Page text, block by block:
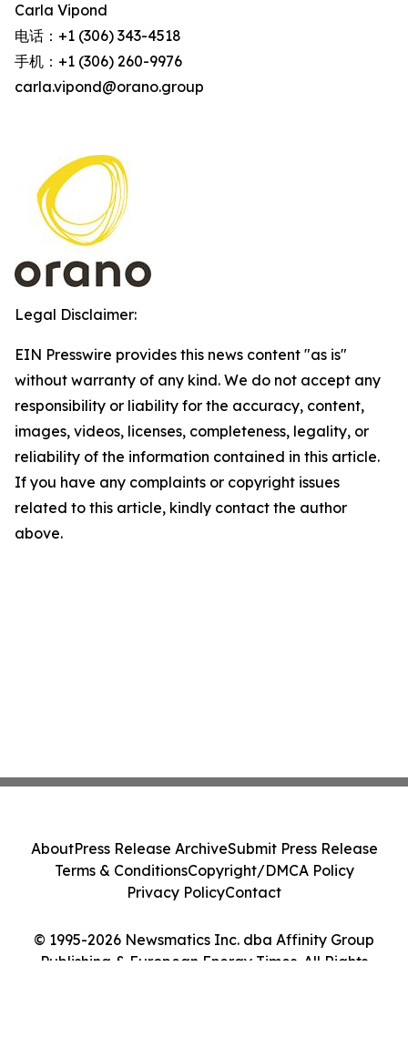
Carla Vipond
电话：+1 (306) 343-4518
手机：+1 (306) 260-9976
carla.vipond@orano.group
Legal Disclaimer:
EIN Presswire provides this news content "as is"
without warranty of any kind. We do not accept any
responsibility or liability for the accuracy, content,
images, videos, licenses, completeness, legality, or
reliability of the information contained in this article.
If you have any complaints or copyright issues
related to this article, kindly contact the author
above.
© 1995-2026 Newsmatics Inc. dba Affinity Group
Publishing & European Energy Times. All Rights
AboutPress Release ArchiveSubmit Press Release
Terms & ConditionsCopyright/DMCA Policy
Privacy PolicyContact